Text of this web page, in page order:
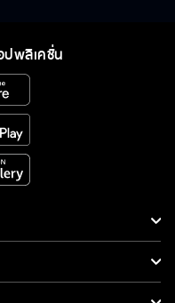
ปพลิเคชั่น